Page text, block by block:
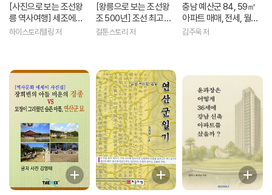
[사진으로 보는 조선왕
릉 역사여행] 세조에서
연산군까지 숨겨진 비밀
하이스토리텔링 저
[왕릉으로 보는 조선왕
조 500년] 조선 최고의
패륜아, 연산군의 사연
컬툰스토리 저
충남 예산군 84, 59㎡
아파트 매매, 전세, 월세
실거래가 분석 (2013 ~
김주욱 저